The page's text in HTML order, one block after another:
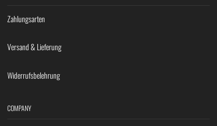
Zahlungsarten
Versand & Lieferung
Widerrufsbelehrung
COMPANY